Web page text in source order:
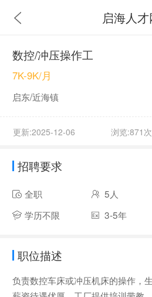
启海人才
数控/冲压操作工
7K-9K/月
启东/近海镇
更新:2025-12-06 浏览:871次
招聘要求
全职 5人
学历不限
3-5年
职位描述
负责数控车床或冲压机床的操作，